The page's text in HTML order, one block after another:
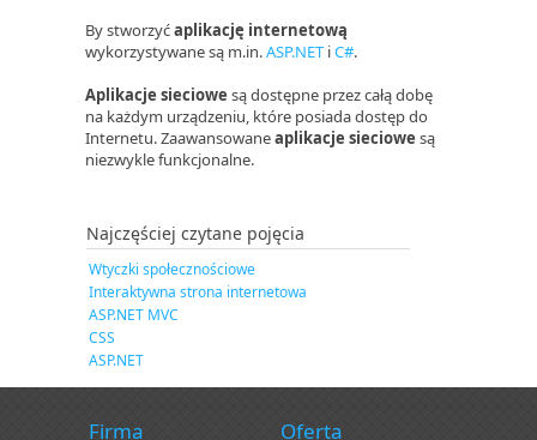
By stworzyćaplikację internetową
wykorzystywane są m.in.ASP.NET iC#.
Aplikacje sieciowe są dostępne przez całą dobę
na każdym urządzeniu, które posiada dostęp do
Internetu. Zaawansowaneaplikacje sieciowe są
niezwykle funkcjonalne.
Najczęściej czytane pojęcia
Wtyczki społecznościowe
Interaktywna strona internetowa
ASP.NET MVC
CSS
ASP.NET
Firma Oferta